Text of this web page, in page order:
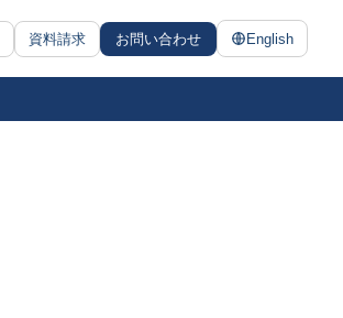
資料請求 お問い合わせ English